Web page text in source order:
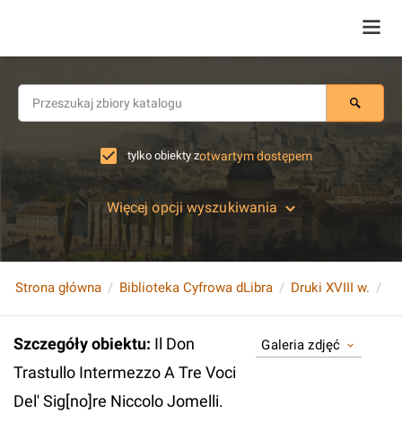
tylko obiekty zotwartym dostępem
Więcej opcji wyszukiwania
Strona główna Biblioteka Cyfrowa dLibra Druki XVIII w.
Szczegóły obiektu: Il Don
Trastullo Intermezzo A Tre Voci
Del' Sig[no]re Niccolo Jomelli.
Galeria zdjęć